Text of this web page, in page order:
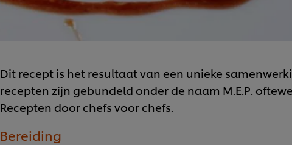
Dit recept is het resultaat van een unieke
recepten zijn gebundeld onder de naam M.E.P.
Recepten door chefs voor chefs.
Bereiding